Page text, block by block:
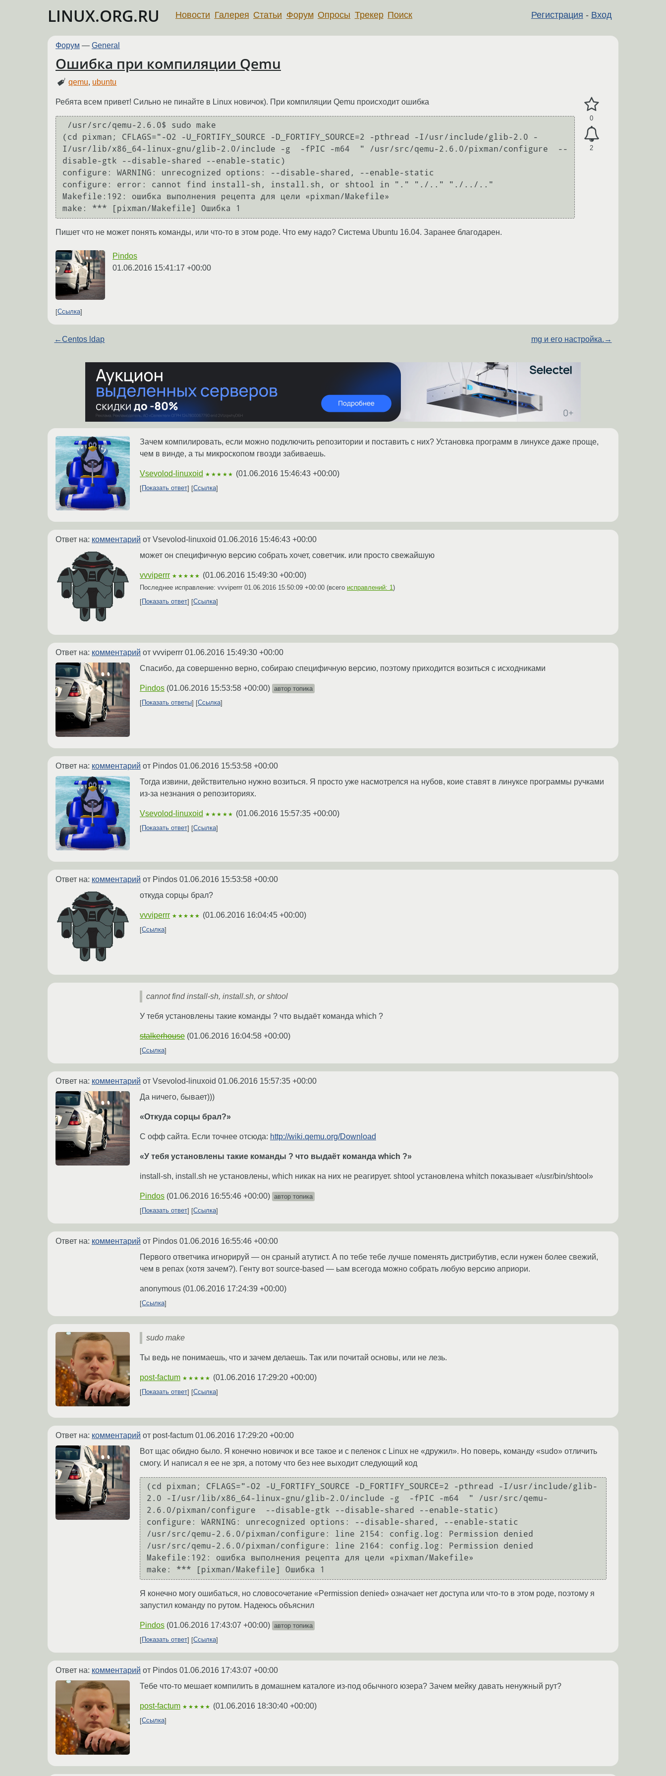
LINUX.ORG.RU Регистрация - Вход
Новости Галерея Статьи Форум Опросы Трекер Поиск
Форум — General
Ошибка при компиляции Qemu
qemu, ubuntu
0
2
Ребята всем привет! Сильно не пинайте в Linux новичок). При компиляции Qemu происходит ошибка
(cd pixman; CFLAGS="-O2 -U_FORTIFY_SOURCE -D_FORTIFY_SOURCE=2 -pthread -I/usr/include/glib-2.0 -
I/usr/lib/x86_64-linux-gnu/glib-2.0/include -g  -fPIC -m64  " /usr/src/qemu-2.6.0/pixman/configure  --
disable-gtk --disable-shared --enable-static)
configure: WARNING: unrecognized options: --disable-shared, --enable-static
configure: error: cannot find install-sh, install.sh, or shtool in "." "./.." "./../.."
Makefile:192: ошибка выполнения рецепта для цели «pixman/Makefile»
make: *** [pixman/Makefile] Ошибка 1
Пишет что не может понять команды, или что-то в этом роде. Что ему надо? Система Ubuntu 16.04. Заранее благодарен.
Pindos
01.06.2016 15:41:17 +00:00
Ссылка
←Centos ldap mg и его настройка. →
Зачем компилировать, если можно подключить репозитории и поставить с них? Установка программ в линуксе даже проще,
чем в винде, а ты микроскопом гвозди забиваешь.
Vsevolod-linuxoid ★★★★★ (01.06.2016 15:46:43 +00:00)
Показать ответ Ссылка
Ответ на: комментарий от Vsevolod-linuxoid 01.06.2016 15:46:43 +00:00
может он специфичную версию собрать хочет, советчик. или просто свежайшую
vvviperrr ★★★★★ (01.06.2016 15:49:30 +00:00)
Последнее исправление: vvviperrr 01.06.2016 15:50:09 +00:00 (всего исправлений: 1 )
Показать ответ
Ссылка
Ответ на: комментарий от vvviperrr 01.06.2016 15:49:30 +00:00
Спасибо, да совершенно верно, собираю специфичную версию, поэтому приходится возиться с исходниками
Pindos (01.06.2016 15:53:58 +00:00) автор топика
Показать ответы
Ссылка
Ответ на: комментарий от Pindos 01.06.2016 15:53:58 +00:00
Тогда извини, действительно нужно возиться. Я просто уже насмотрелся на нубов, коие ставят в линуксе программы ручками
из-за незнания о репозиториях.
Vsevolod-linuxoid ★★★★★ (01.06.2016 15:57:35 +00:00)
Показать ответ Ссылка
Ответ на: комментарий от Pindos 01.06.2016 15:53:58 +00:00
откуда сорцы брал?
vvviperrr ★★★★★ (01.06.2016 16:04:45 +00:00)
Ссылка
cannot find install-sh, install.sh, or shtool
У тебя установлены такие команды ? что выдаёт команда which ?
stalkerhouse (01.06.2016 16:04:58 +00:00)
Ссылка
Ответ на: комментарий от Vsevolod-linuxoid 01.06.2016 15:57:35 +00:00
Да ничего, бывает)))
«Откуда сорцы брал?»
С офф сайта. Если точнее отсюда: http://wiki.qemu.org/Download
«У тебя установлены такие команды ? что выдаёт команда which ?»
install-sh, install.sh не установлены, which никак на них не реагирует. shtool установлена whitch показывает «/usr/bin/shtool»
Pindos (01.06.2016 16:55:46 +00:00) автор топика
Показать ответ
Ссылка
Ответ на: комментарий от Pindos 01.06.2016 16:55:46 +00:00
Первого ответчика игнорируй — он сраный атутист. А по тебе тебе лучше поменять дистрибутив, если нужен более свежий,
чем в репах (хотя зачем?). Генту вот source-based — ьам всегода можно собрать любую версию априори.
anonymous (01.06.2016 17:24:39 +00:00)
Ссылка
sudo make
Ты ведь не понимаешь, что и зачем делаешь. Так или почитай основы, или не лезь.
post-factum ★★★★★ (01.06.2016 17:29:20 +00:00)
Показать ответ Ссылка
Ответ на: комментарий от post-factum 01.06.2016 17:29:20 +00:00
Вот щас обидно было. Я конечно новичок и все такое и с пеленок с Linux не «дружил». Но поверь, команду «sudo» отличить
смогу. И написал я ее не зря, а потому что без нее выходит следующий код
(cd pixman; CFLAGS="-O2 -U_FORTIFY_SOURCE -D_FORTIFY_SOURCE=2 -pthread -I/usr/include/glib-
2.0 -I/usr/lib/x86_64-linux-gnu/glib-2.0/include -g  -fPIC -m64  " /usr/src/qemu-
2.6.0/pixman/configure  --disable-gtk --disable-shared --enable-static)
configure: WARNING: unrecognized options: --disable-shared, --enable-static
/usr/src/qemu-2.6.0/pixman/configure: line 2154: config.log: Permission denied
/usr/src/qemu-2.6.0/pixman/configure: line 2164: config.log: Permission denied
Makefile:192: ошибка выполнения рецепта для цели «pixman/Makefile»
Я конечно могу ошибаться, но словосочетание «Permission denied» означает нет доступа или что-то в этом роде, поэтому я
запустил команду по рутом. Надеюсь объяснил
Pindos (01.06.2016 17:43:07 +00:00) автор топика
Показать ответ
Ссылка
Ответ на: комментарий от Pindos 01.06.2016 17:43:07 +00:00
Тебе что-то мешает компилить в домашнем каталоге из-под обычного юзера? Зачем мейку давать ненужный рут?
post-factum ★★★★★ (01.06.2016 18:30:40 +00:00)
Ссылка